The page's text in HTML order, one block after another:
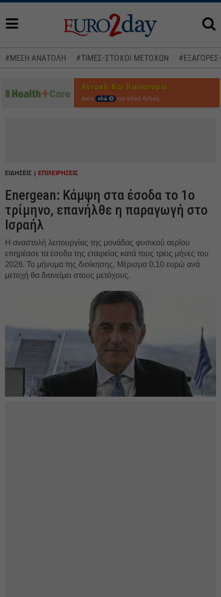
#ΜΕΣΗ ΑΝΑΤΟΛΗ #ΤΙΜΕΣ-ΣΤΟΧΟΙ ΜΕΤΟΧΩΝ
Δείτε εδώ την ειδική έκδοση
ΕΙΔΗΣΕΙΣ ΕΠΙΧΕΙΡΗΣΕΙΣ
Energean: Κάμψη στα έσοδα το 1ο
τρίμηνο, επανήλθε η παραγωγή στο
Ισραήλ
Η αναστολή λειτουργίας της μονάδας φυσικού αερίου
επηρέασε τα έσοδα της εταιρείας κατά τους τρεις μήνες του
2026. Το μήνυμα της διοίκησης. Μέρισμα 0,10 ευρώ ανά
μετοχή θα διανείμει στους μετόχους.